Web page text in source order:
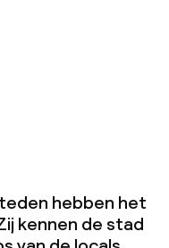
hebben het
kennen de stad